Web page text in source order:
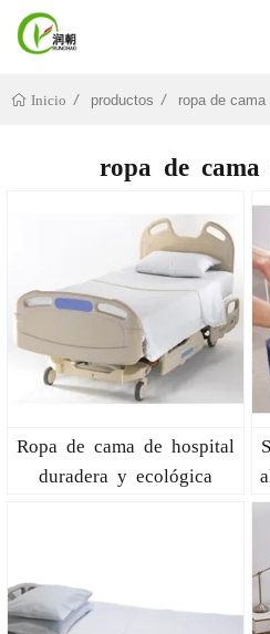
Inicio productos ropa de cama
ropa de cama
Ropa de cama de hospital
duradera y ecológica